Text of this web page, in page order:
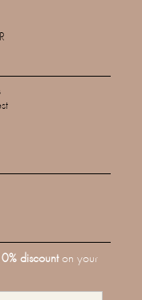
10% discounton your